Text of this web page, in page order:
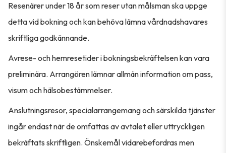
Resenärer under 18 år som reser utan målsman ska uppge
detta vid bokning och kan behöva lämna vårdnadshavares
skriftliga godkännande.
Avrese- och hemresetider i bokningsbekräftelsen kan vara
preliminära. Arrangören lämnar allmän information om pass,
visum och hälsobestämmelser.
Anslutningsresor, specialarrangemang och särskilda tjänster
ingår endast när de omfattas av avtalet eller uttryckligen
bekräftats skriftligen. Önskemål vidarebefordras men